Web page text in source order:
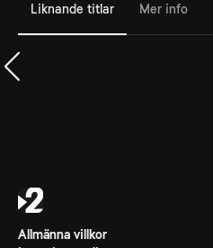
Liknande titlar Mer info
Allmänna villkor